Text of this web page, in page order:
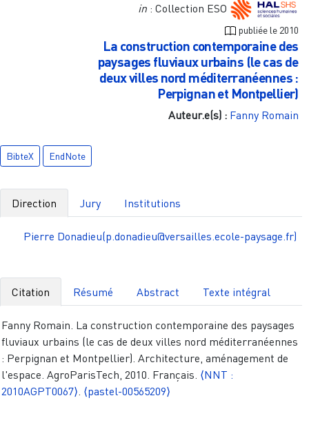
in: Collection ESO
publiée le 2010
La construction contemporaine des
paysages fluviaux urbains (le cas de
deux villes nord méditerranéennes :
Perpignan et Montpellier)
Auteur.e(s) : Fanny Romain
BibteX EndNote
Direction Jury Institutions
Pierre Donadieu(p.donadieu@versailles.ecole-paysage.fr)
Citation Résumé Abstract Texte intégral
Fanny Romain. La construction contemporaine des paysages
fluviaux urbains (le cas de deux villes nord méditerranéennes
: Perpignan et Montpellier). Architecture, aménagement de
l'espace. AgroParisTech, 2010. Français. ⟨NNT :
2010AGPT0067⟩ ⟨pastel-00565209⟩